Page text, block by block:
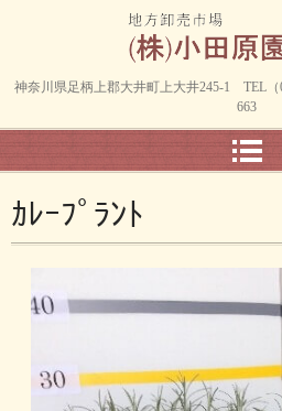
神奈川県足柄上郡大井町上大井245-1 TEL
663
ｶﾚｰﾌﾟﾗﾝﾄ